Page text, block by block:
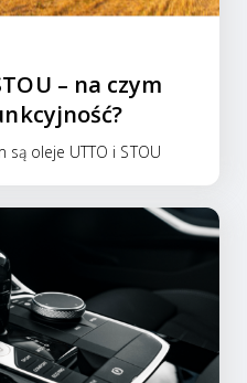
– na czym
są oleje UTTO i STOU